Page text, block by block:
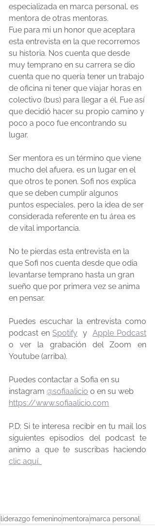
especializada en marca personal, es
mentora de otras mentoras.
Fue para mi un honor que aceptara
esta entrevista en la que recorremos
su historia. Nos cuenta que desde
muy temprano en su carrera se dio
cuenta que no quería tener un trabajo
de oficina ni tener que viajar horas en
colectivo (bus) para llegar a él. Fue así
que decidió hacer su propio camino y
poco a poco fue encontrando su
lugar.
Ser mentora es un término que viene
mucho del afuera, es un lugar en el
que otros te ponen. Sofi nos explica
que se deben cumplir algunos
puntos especiales, pero la idea de ser
considerada referente en tu área es
de vital importancia.
No te pierdas esta entrevista en la
que Sofi nos cuenta desde que odia
levantarse temprano hasta un gran
sueño que por primera vez se anima
en pensar.
Puedes escuchar la entrevista como
podcast en Spotify y Apple Podcast
o ver la grabación del Zoom en
Youtube (arriba).
Puedes contactar a Sofia en su
instagram @sofiaalicio o en su web
https://www.sofiaalicio.com
P.D: Si te interesa recibir en tu mail los
siguientes episodios del podcast te
clic aquí.
liderazgo femeninomentora marca personal